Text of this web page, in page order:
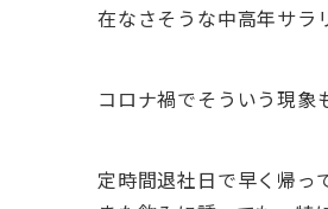
在なさそうな中高年サラ
コロナ禍でそういう現
定時間退社日で早く帰っ